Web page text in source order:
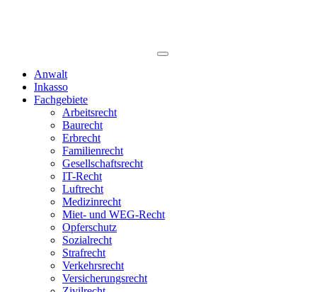
Anwalt
Inkasso
Fachgebiete
Arbeitsrecht
Baurecht
Erbrecht
Familienrecht
Gesellschaftsrecht
IT-Recht
Luftrecht
Medizinrecht
Miet- und WEG-Recht
Opferschutz
Sozialrecht
Strafrecht
Verkehrsrecht
Versicherungsrecht